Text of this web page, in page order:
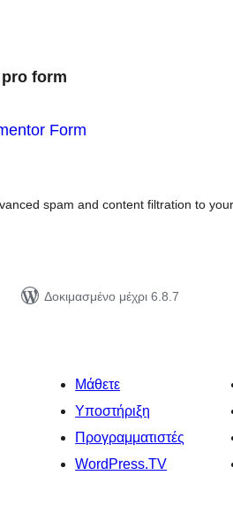
form
Form
spam and content filtration to your
Δοκιμασμένο μέχρι 6.8.7
Μάθετε
Υποστήριξη
Προγραμματιστές
WordPress.TV